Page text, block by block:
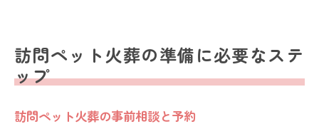
訪問ペット火葬の準備に必要なステ
ップ
訪問ペット火葬の事前相談と予約